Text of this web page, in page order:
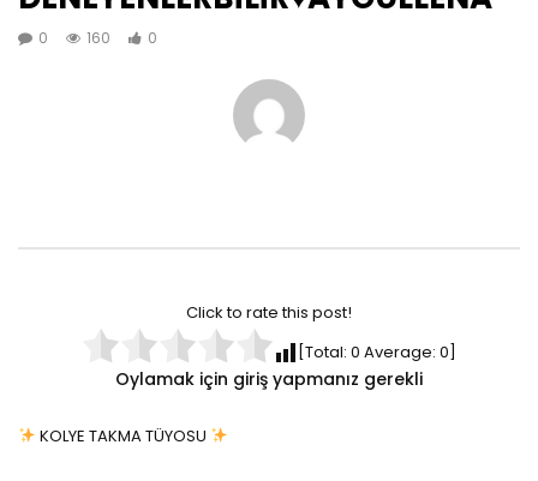
0 160 0
Click to rate this post!
[Total: 0 Average: 0]
Oylamak için giriş yapmanız gerekli
KOLYE TAKMA TÜYOSU